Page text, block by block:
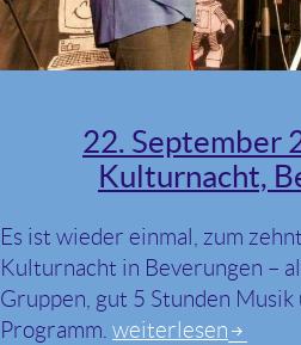
22. September
Kulturnacht,
Es ist wieder einmal, zum
Kulturnacht in Beverungen –
Gruppen, gut 5 Stunden
Programm. 22. September
weiterlesen